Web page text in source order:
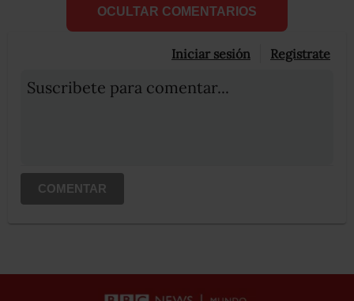
OCULTAR COMENTARIOS
Iniciar sesión Registrate
Suscribete para comentar...
COMENTAR